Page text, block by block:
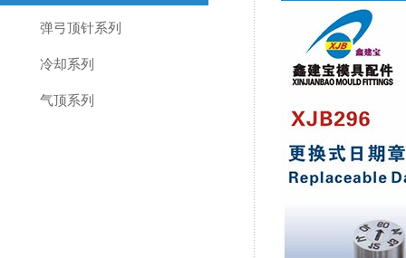
弹弓顶针系列
冷却系列
气顶系列